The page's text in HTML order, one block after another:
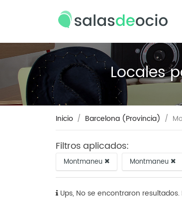
Locales
Inicio Barcelona (Provincia)
Filtros aplicados:
Montmaneu Montmaneu
Ups, No se encontraron